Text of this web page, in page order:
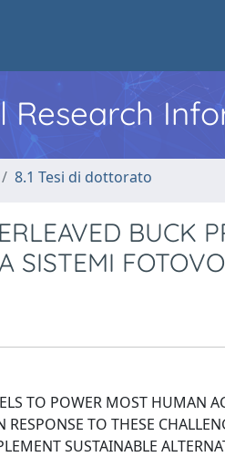
Research
8.1 Tesi di dottorato
BUCK
SISTEMI
TO POWER MOST HUMAN
TO THESE
SUSTAINABLE